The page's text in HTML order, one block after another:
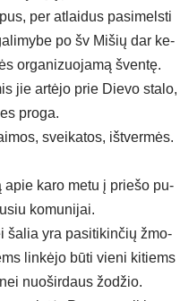
per at­lai­dus pa­si­mels­ti
po šv Mi­šių dar ke­
or­ga­ni­zuo­ja­mą šven­tę.
jie ar­tė­jo prie Die­vo sta­lo,
pro­ga.
svei­ka­tos, iš­tver­mės.
apie ka­ro me­tu į prie­šo pu­
ko­mu­ni­jai.
ša­lia yra pa­si­ti­kin­čių žmo­
lin­kė­jo bū­ti vie­ni ki­tiems
nuo­šir­daus žo­džio.